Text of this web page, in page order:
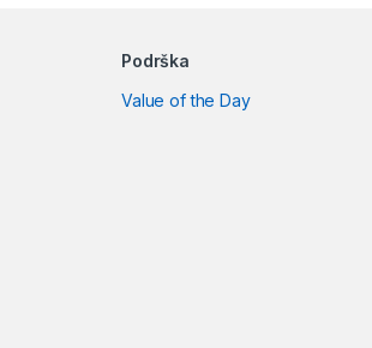
Podrška
Value of the Day